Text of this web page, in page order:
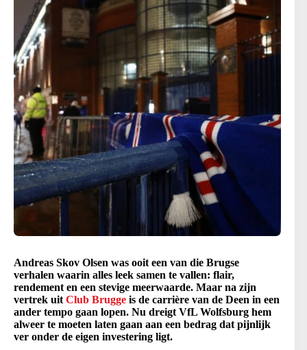
Andreas Skov Olsen was ooit een van die Brugse
verhalen waarin alles leek samen te vallen: flair,
rendement en een stevige meerwaarde. Maar na zijn
vertrek uit Club Brugge is de carrière van de Deen in een
ander tempo gaan lopen. Nu dreigt VfL Wolfsburg hem
alweer te moeten laten gaan aan een bedrag dat pijnlijk
ver onder de eigen investering ligt.